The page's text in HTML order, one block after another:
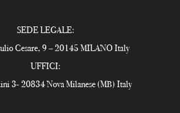
SEDE LEGALE:
Cesare, 9 – 20145 MILANO Italy
UFFICI:
3- 20834 Nova Milanese (MB) Italy